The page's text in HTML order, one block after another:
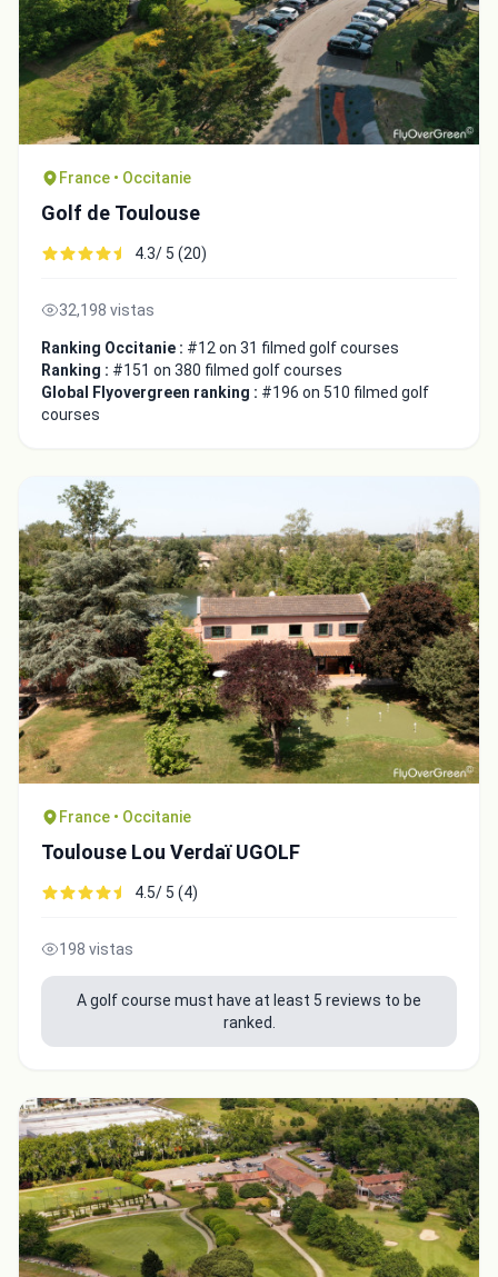
France • Occitanie
Golf de Toulouse
4.3/ 5 (20)
32,198 vistas
Ranking Occitanie : #12 on 31 filmed golf courses
Ranking : #151 on 380 filmed golf courses
Global Flyovergreen ranking : #196 on 510 filmed golf
courses
France • Occitanie
Toulouse Lou Verdaï UGOLF
4.5/ 5 (4)
198 vistas
A golf course must have at least 5 reviews to be
ranked.